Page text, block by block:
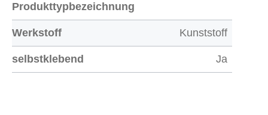
Produkttypbezeichnung
Werkstoff Kunststoff
selbstklebend Ja